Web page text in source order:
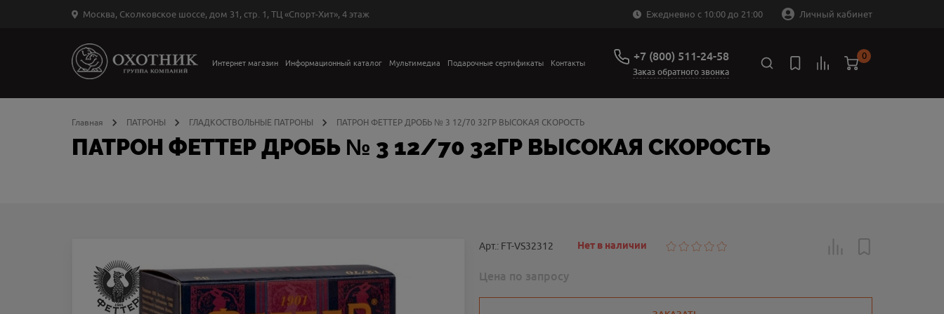
Москва, Сколковское шоссе, дом 31, стр. 1, ТЦ «Спорт-Хит», 4 этаж Ежедневно с 10:00 до 21:00 Личный кабинет
←
Интернет магазин Информационный каталог Мультимедиа Подарочные сертификаты Контакты +7 (800) 511-24-58
Заказ обратного звонка
0
Главная ПАТРОНЫ ГЛАДКОСТВОЛЬНЫЕ ПАТРОНЫ ПАТРОН ФЕТТЕР ДРОБЬ № 3 12/70 32ГР ВЫСОКАЯ СКОРОСТЬ
ПАТРОН ФЕТТЕР ДРОБЬ № 3 12/70 32ГР ВЫСОКАЯ СКОРОСТЬ
Арт.: FT-VS32312 Нет в наличии
Цена по запросу